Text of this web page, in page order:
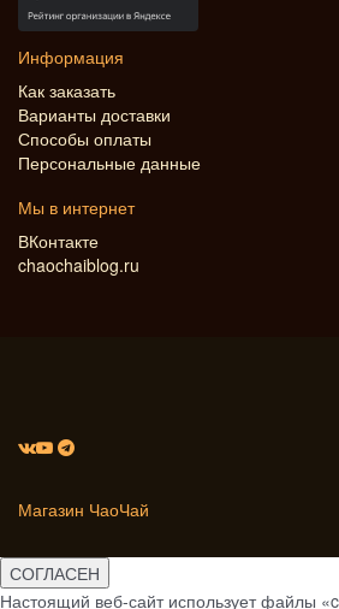
Информация
Как заказать
Варианты доставки
Способы оплаты
Персональные данные
Мы в интернет
ВКонтакте
chaochaiblog.ru
Магазин ЧаоЧай
СОГЛАСЕН
Настоящий веб-сайт использует файлы